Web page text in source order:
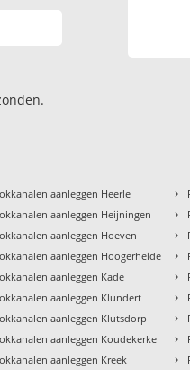
aanleggen Heerle
aanleggen Heijningen
aanleggen Hoeven
aanleggen Hoogerheide
aanleggen Kade
aanleggen Klundert
aanleggen Klutsdorp
aanleggen Koudekerke
aanleggen Kreek
›
›
›
›
›
›
›
›
›